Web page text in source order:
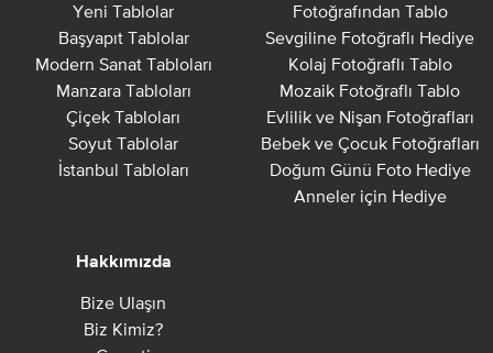
Yeni Tablolar
Başyapıt Tablolar
Modern Sanat Tabloları
Manzara Tabloları
Çiçek Tabloları
Soyut Tablolar
İstanbul Tabloları
Fotoğrafından Tablo
Sevgiline Fotoğraflı Hediye
Kolaj Fotoğraflı Tablo
Mozaik Fotoğraflı Tablo
Evlilik ve Nişan Fotoğrafları
Bebek ve Çocuk Fotoğrafları
Doğum Günü Foto Hediye
Anneler için Hediye
Hakkımızda
Bize Ulaşın
Biz Kimiz?